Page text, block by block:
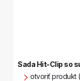
Sada Hit-Clip so
otvoriť produkt